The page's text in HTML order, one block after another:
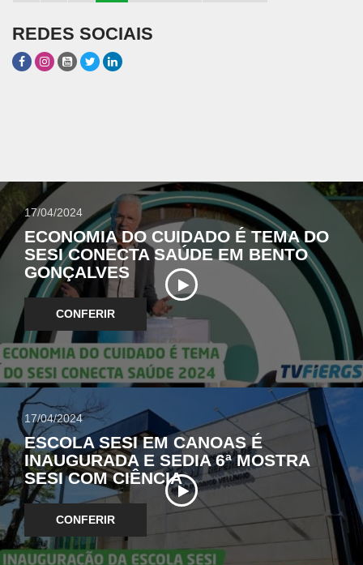
REDES SOCIAIS
17/04/2024
ECONOMIA DO CUIDADO É TEMA DO
SESI CONECTA SAÚDE EM BENTO
GONÇALVES
CONFERIR
17/04/2024
ESCOLA SESI EM CANOAS É
INAUGURADA E SEDIA 6ª MOSTRA
SESI COM CIÊNCIA
CONFERIR